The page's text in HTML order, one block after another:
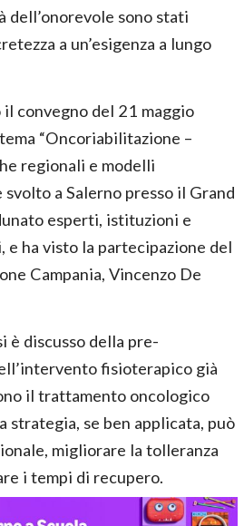
dell’onorevole sono stati
a un’esigenza a lungo
convegno del 21 maggio
“Oncoriabilitazione –
regionali e modelli
svolto a Salerno presso il Grand
esperti, istituzioni e
ha visto la partecipazione del
Campania, Vincenzo De
è discusso della pre-
fisioterapico già
il trattamento oncologico
strategia, se ben applicata, può
migliorare la tolleranza
i tempi di recupero.